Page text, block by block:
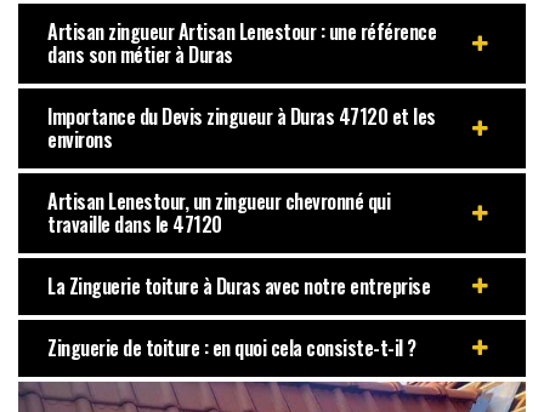
Artisan zingueur Artisan Lenestour : une référence
dans son métier à Duras
Importance du Devis zingueur à Duras 47120 et les
environs
Artisan Lenestour, un zingueur chevronné qui
travaille dans le 47120
La Zinguerie toiture à Duras avec notre entreprise
Zinguerie de toiture : en quoi cela consiste-t-il ?